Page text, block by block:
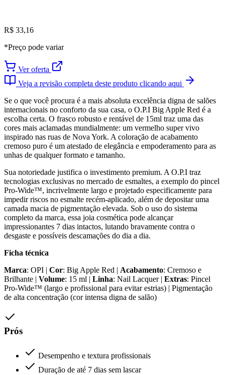
R$ 33,16
*Preço pode variar
Ver oferta
Veja a revisão completa deste produto clicando aqui
Se o que você procura é a mais absoluta excelência digna de salões
internacionais no conforto da sua casa, o O.P.I Big Apple Red é a
escolha certa. O frasco robusto e rentável de 15ml traz uma das
cores mais aclamadas mundialmente: um vermelho super vivo
inspirado nas ruas de Nova York. A coloração de acabamento
cremoso puro é um atestado de elegância e empoderamento para as
unhas de qualquer formato e tamanho.
Sua notoriedade justifica o investimento premium. A O.P.I traz
tecnologias exclusivas no mercado de esmaltes, a exemplo do pincel
Pro-Wide™, incrivelmente largo e projetado especificamente para
impedir riscos no esmalte recém-aplicado, além de depositar uma
camada macia de pigmentação elevada. Sob o uso do sistema
completo da marca, essa joia cosmética pode alcançar
impressionantes 7 dias intactos, lutando bravamente contra o
desgaste e possíveis descamações do dia a dia.
Ficha técnica
Marca: OPI | Cor: Big Apple Red | Acabamento: Cremoso e
Brilhante | Volume: 15 ml | Linha: Nail Lacquer | Extras: Pincel
Pro-Wide™ (largo e profissional para evitar estrias) | Pigmentação
de alta concentração (cor intensa digna de salão)
Prós
Desempenho e textura profissionais
Duração de até 7 dias sem lascar